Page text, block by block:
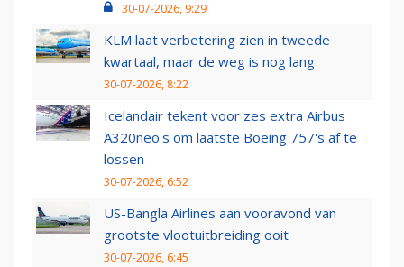
30-07-2026, 9:29
KLM laat verbetering zien in tweede
kwartaal, maar de weg is nog lang
30-07-2026, 8:22
Icelandair tekent voor zes extra Airbus
A320neo's om laatste Boeing 757's af te
lossen
30-07-2026, 6:52
US-Bangla Airlines aan vooravond van
grootste vlootuitbreiding ooit
30-07-2026, 6:45